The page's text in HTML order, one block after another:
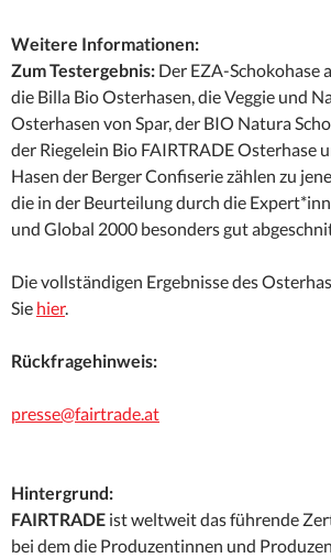
Weitere Informationen:
Zum Testergebnis: Der EZA-Schokohase
die Billa Bio Osterhasen, die Veggie und
Osterhasen von Spar, der BIO Natura
der Riegelein Bio FAIRTRADE Osterhase
Hasen der Berger Confiserie zählen zu
die in der Beurteilung durch die
und Global 2000 besonders gut
Die vollständigen Ergebnisse des
Sie hier.
Rückfragehinweis:
presse@fairtrade.at
Hintergrund:
FAIRTRADE ist weltweit das führende
bei dem die Produzentinnen und